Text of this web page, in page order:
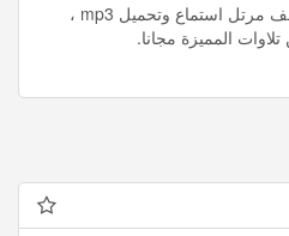
سورة التين كريم منصوري مصحف مرتل استماع وتحميل mp3 ،